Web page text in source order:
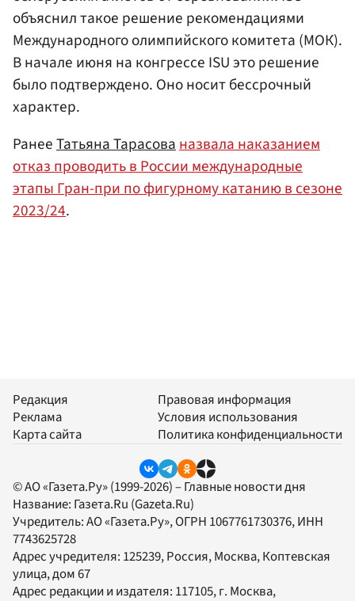
объяснил такое решение рекомендациями
Международного олимпийского комитета (МОК).
В начале июня на конгрессе ISU это решение
было подтверждено. Оно носит бессрочный
характер.
РанееТатьяна Тарасованазвала наказанием
отказ проводить в России международные
этапы Гран-при по фигурному катанию в сезоне
2023/24.
Редакция
Реклама
Карта сайта
Правовая информация
Условия использования
Политика конфиденциальности
© АО «Газета.Ру» (1999-2026) – Главные новости дня
Название: Газета.Ru (Gazeta.Ru)
Учредитель:АО «Газета.Ру», ОГРН 1067761730376, ИНН
7743625728
Адрес учредителя: 125239, Россия, Москва, Коптевская
улица, дом 67
Адрес редакции и издателя: 117105, г. Москва,